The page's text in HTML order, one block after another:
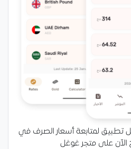
تطبيق لمتابعة أسعار الصرف في
الآن على متجر غوغل